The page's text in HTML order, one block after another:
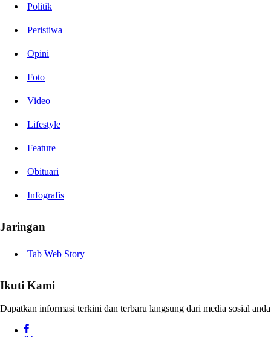
Politik
Peristiwa
Opini
Foto
Video
Lifestyle
Feature
Obituari
Infografis
Jaringan
Tab Web Story
Ikuti Kami
Dapatkan informasi terkini dan terbaru langsung dari media sosial anda